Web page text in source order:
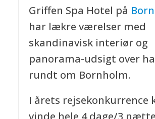
Griffen Spa Hotel på
har lækre værelser med
skandinavisk interiør og
panorama-udsigt over
rundt om Bornholm.
I årets rejsekonkurrence
vinde hele 4 dage/3